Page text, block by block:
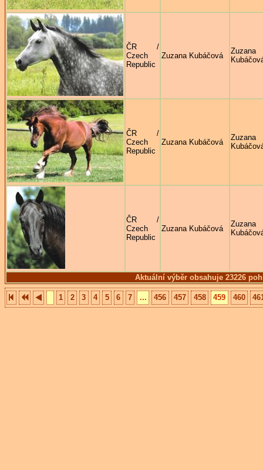
Aktuální výběr obsahuje 23226
ČR /
Czech
Republic
Zuzana Kubáčová
Zuzana
ČR /
Czech
Republic
Zuzana Kubáčová
Zuzana
ČR /
Czech
Republic
Zuzana Kubáčová
Zuzana
1 2 3 4 5 6 7 ... 456 457 458 459 460